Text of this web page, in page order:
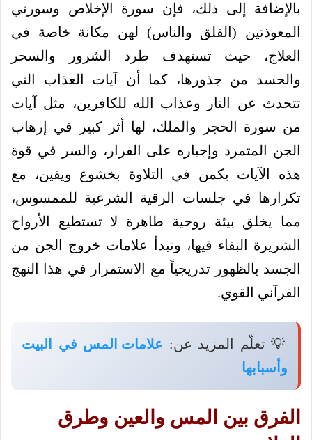
بالإضافة إلى ذلك، فإن سورة الإخلاص وسورتي
المعوذتين (الفلق والناس) لهن مكانة خاصة في
العلاج، حيث تستهدف طرد الشرور والسحر
والحسد من جذورها، كما أن آيات العذاب التي
تتحدث عن النار وعذاب الله للكافرين، مثل آيات
من سورة الحجر والملك، لها أثر كبير في إرهاب
الجن المتمرد وإجباره على الفرار، والسر في قوة
هذه الآيات يكمن في التلاوة بخشوع ويقين، مع
تكرارها في جلسات الرقية الشرعية للممسوس،
مما يخلق بيئة روحية طاهرة لا تستطيع الأرواح
الشريرة البقاء فيها، وتبدأ علامات خروج الجن من
الجسد بالظهور تدريجياً مع الاستمرار في هذا النهج
القرآني القوي.
💡 تعلّم المزيد عن: علامات المس في البيت
وأسبابها
الفرق بين المس والعين وطرق